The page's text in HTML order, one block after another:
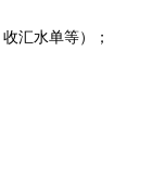
汇水单等）；